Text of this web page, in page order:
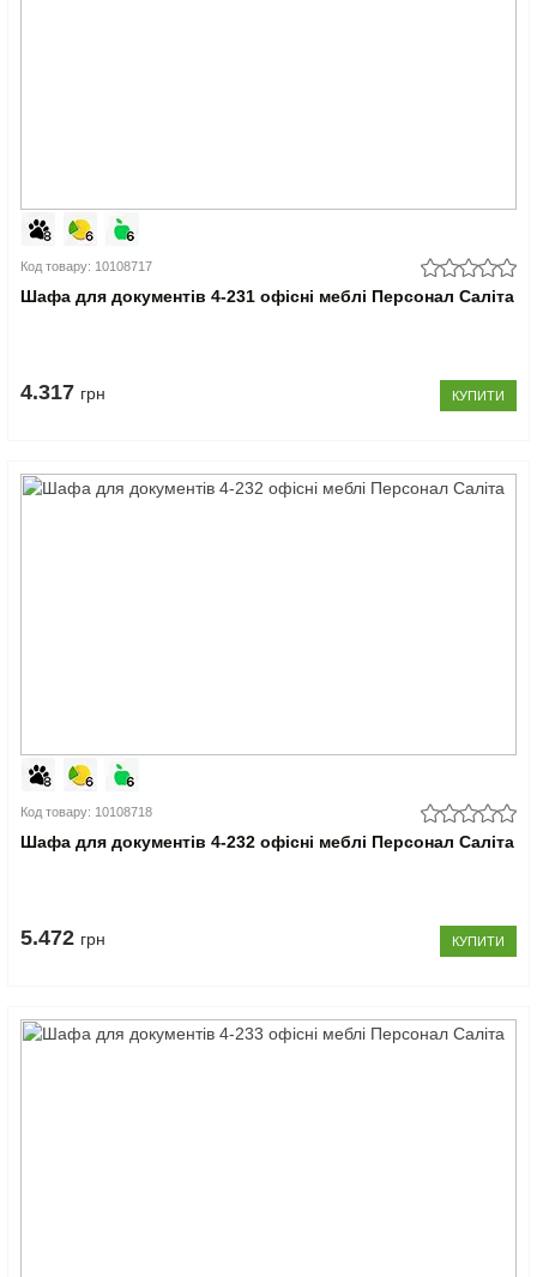
Код товару: 10108717
Шафа для документів 4-231 офісні меблі Персонал Саліта
4.317 грн КУПИТИ
Код товару: 10108718
Шафа для документів 4-232 офісні меблі Персонал Саліта
5.472 грн КУПИТИ